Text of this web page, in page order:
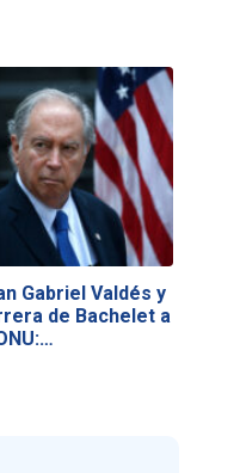
Gabriel Valdés y
de Bachelet a